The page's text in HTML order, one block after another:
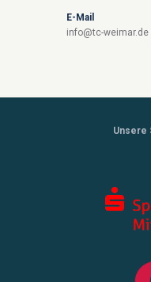
E-Mail
info@tc-weimar.de
Unsere